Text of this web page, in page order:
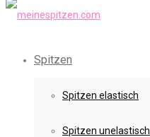
Spitzen
Spitzen elastisch
Spitzen unelastisch